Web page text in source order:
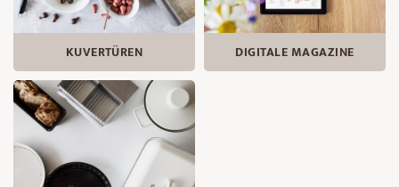
KUVERTÜREN DIGITALE MAGAZINE